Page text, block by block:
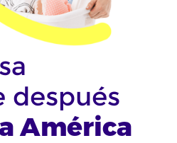
después
América